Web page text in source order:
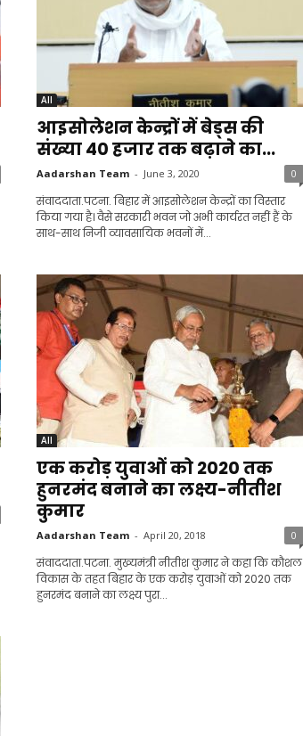
All
आइसोलेशन केन्द्रों में बेड्स की
संख्या 40 हजार तक बढ़ाने का...
Aadarshan Team - June 3, 2020 0
संवाददाता.पटना. बिहार में आइसोलेशन केन्द्रों का विस्तार
किया गया है। वैसे सरकारी भवन जो अभी कार्यरत नहीं हैं के
साथ-साथ निजी व्यावसायिक भवनों में...
All
एक करोड़ युवाओं को 2020 तक
हुनरमंद बनाने का लक्ष्य-नीतीश
कुमार
Aadarshan Team - April 20, 2018 0
संवाददाता.पटना. मुख्यमंत्री नीतीश कुमार ने कहा कि कौशल
विकास के तहत बिहार के एक करोड़ युवाओं को 2020 तक
हुनरमंद बनाने का लक्ष्य पुरा...